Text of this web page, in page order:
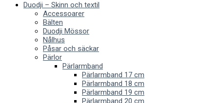
Duodji – Skinn och textil
Accessoarer
Bälten
Duodji Mössor
Nålhus
Påsar och säckar
Pärlor
Pärlarmband
Pärlarmband 17 cm
Pärlarmband 18 cm
Pärlarmband 19 cm